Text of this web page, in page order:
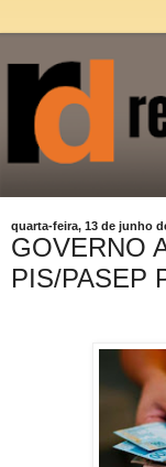
quarta-feira, 13 de junho
GOVERNO
PIS/PASEP